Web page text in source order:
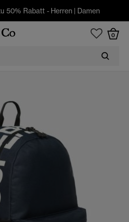
50% Rabatt - Herren | Damen
0